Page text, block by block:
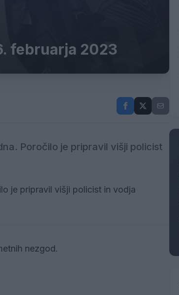
februarja 2023
Poročilo je pripravil višji policist
je pripravil višji policist in vodja
nezgod.